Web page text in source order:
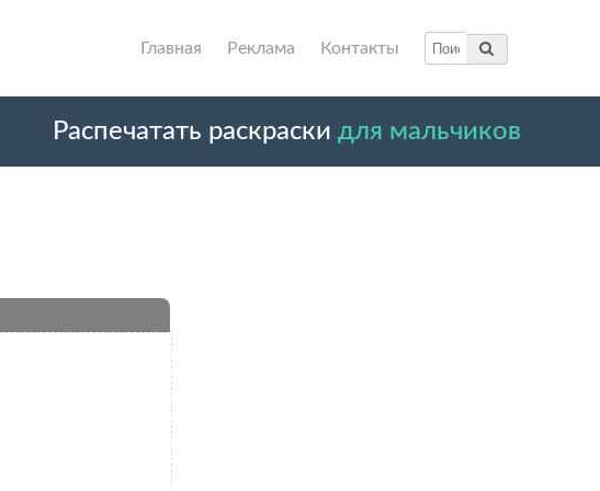
Главная Реклама Контакты
Распечатать раскраски для мальчиков